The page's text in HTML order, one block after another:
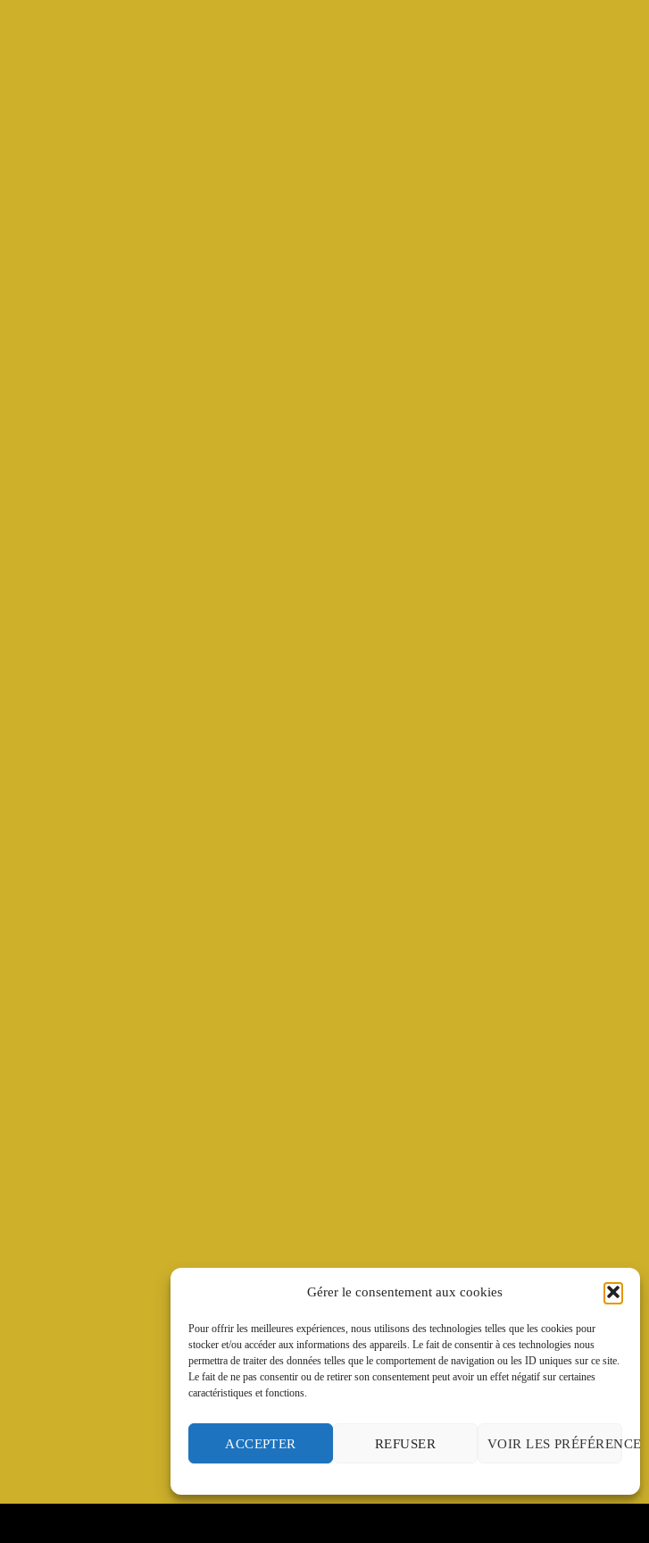
Gérer le consentement aux cookies
Pour offrir les meilleures expériences, nous utilisons des technologies telles que les cookies pour
stocker et/ou accéder aux informations des appareils. Le fait de consentir à ces technologies nous
permettra de traiter des données telles que le comportement de navigation ou les ID uniques sur ce site.
Le fait de ne pas consentir ou de retirer son consentement peut avoir un effet négatif sur certaines
caractéristiques et fonctions.
ACCEPTER REFUSER VOIR LES PRÉFÉRENCES